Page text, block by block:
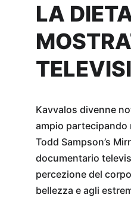
LA
Kavvalos divenne
ampio partecipando
Todd Sampson’s
documentario
percezione del
bellezza e agli